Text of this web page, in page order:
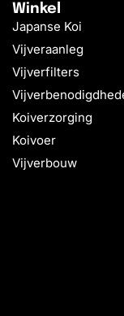
Winkel
Japanse Koi
Vijveraanleg
Vijverfilters
Koiverzorging
Koivoer
Vijverbouw